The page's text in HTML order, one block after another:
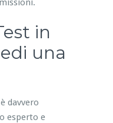
in
una
davvero
esperto e